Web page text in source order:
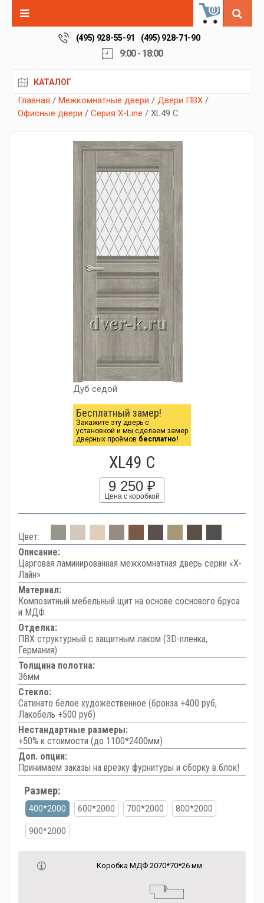
0
(495) 928-55-91 (495) 928-71-90
9:00 - 18:00
КАТАЛОГ
Главная / Межкомнатные двери / Двери ПВХ /
Офисные двери / Серия X-Line / XL49 C
Дуб седой
Бесплатный замер!
Закажите эту дверь с
установкой и мы сделаем замер
дверных проёмов бесплатно!
XL49 C
9 250 ₽
Цена с коробкой
Цвет:
Описание:
Царговая ламинированная межкомнатная дверь серии «Х-
Лайн»
Материал:
Композитный мебельный щит на основе соснового бруса
и МДФ
Отделка:
ПВХ структурный с защитным лаком (3D-пленка,
Германия)
Толщина полотна:
36мм
Стекло:
Сатинато белое художественное (бронза +400 руб,
Лакобель +500 руб)
Нестандартные размеры:
+50% к стоимости (до 1100*2400мм)
Доп. опции:
Принимаем заказы на врезку фурнитуры и сборку в блок!
Размер:
400*2000 600*2000 700*2000 800*2000
900*2000
Коробка МДФ 2070*70*26 мм